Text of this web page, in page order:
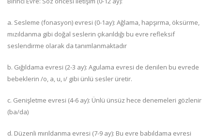
a. Sesleme (fonasyon) evresi (0-1ay): Ağlama, hapşırma, öksürme,
mızıldanma gibi doğal seslerin çıkarıldığı bu evre refleksif
seslendirme olarak da tanımlanmaktadır
b. Gığıldama evresi (2-3 ay): Agulama evresi de denilen bu evrede
bebeklerin /o, a, u, ı/ gibi ünlü sesler üretir.
c. Genişletme evresi (4-6 ay): Ünlü ünsüz hece denemeleri gözlenir
(ba/da)
d. Düzenli mırıldanma evresi (7-9 ay): Bu evre babıldama evresi